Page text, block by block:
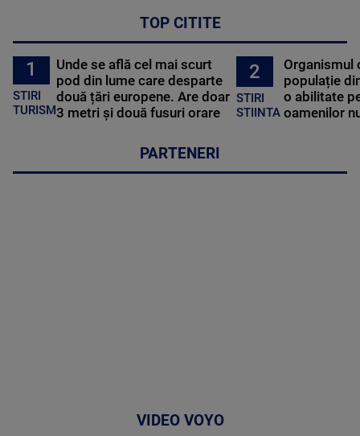
TOP CITITE
1
STIRI
TURISM
Unde se află cel mai scurt
pod din lume care desparte
două țări europene. Are doar
3 metri și două fusuri orare
2
STIRI
STIINTA
Organismul
populație
o abilitate
oamenilor
PARTENERI
VIDEO VOYO